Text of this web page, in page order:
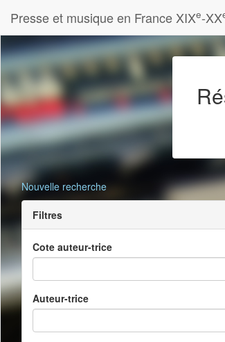
Presse et musique en France XIXe-XX
Nouvelle recherche
Filtres
Cote auteur-trice
Auteur-trice